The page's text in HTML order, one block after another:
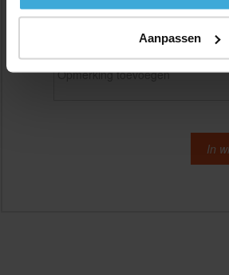
Aanpassen
Alle bedragen zijn excl. 21% BTW